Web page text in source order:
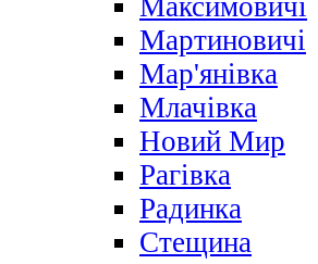
Максимовичі
Мартиновичі
Мар'янівка
Млачівка
Новий Мир
Рагівка
Радинка
Стещина